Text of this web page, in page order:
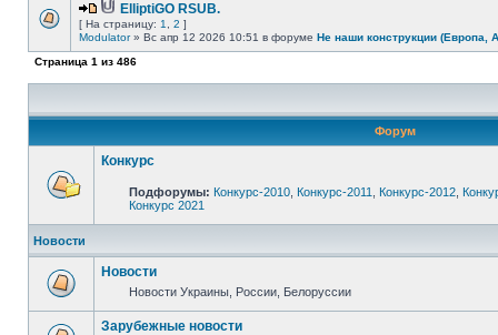
ElliptiGO RSUB.
[ На страницу: 1 2 ]
Modulator» Вс апр 12 2026 10:51 в форуме Не наши конструкции (Европа,
Страница 1 из 486
Форум
Конкурс
Подфорумы: Конкурс-2010 Конкурс-2011 Конкурс-2012
Конкурс 2021
Новости
Новости
Новости Украины, России, Белоруссии
Зарубежные новости